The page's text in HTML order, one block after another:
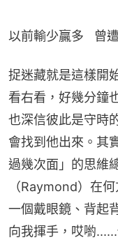
以前輸少贏多   曾
捉迷藏就是這樣開
看右看，好幾分鐘
也深信彼此是守時
會找到他出來。其
過幾次面」的思維
（Raymond）在
一個戴眼鏡、背起
向我揮手，哎喲